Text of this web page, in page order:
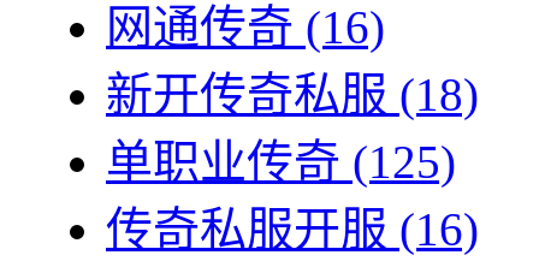
网通传奇 (16)
新开传奇私服 (18)
单职业传奇 (125)
传奇私服开服 (16)